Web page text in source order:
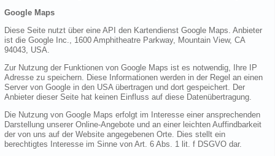
Google Maps
Diese Seite nutzt über eine API den Kartendienst Google Maps. Anbieter
ist die Google Inc., 1600 Amphitheatre Parkway, Mountain View, CA
94043, USA.
Zur Nutzung der Funktionen von Google Maps ist es notwendig, Ihre IP
Adresse zu speichern. Diese Informationen werden in der Regel an einen
Server von Google in den USA übertragen und dort gespeichert. Der
Anbieter dieser Seite hat keinen Einfluss auf diese Datenübertragung.
Die Nutzung von Google Maps erfolgt im Interesse einer ansprechenden
Darstellung unserer Online-Angebote und an einer leichten Auffindbarkeit
der von uns auf der Website angegebenen Orte. Dies stellt ein
berechtigtes Interesse im Sinne von Art. 6 Abs. 1 lit. f DSGVO dar.